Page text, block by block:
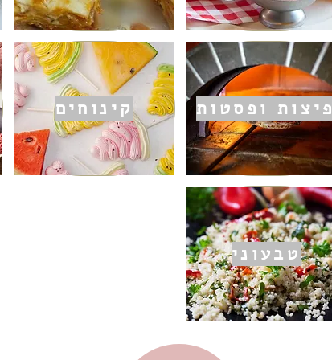
פיצות ופסטות
טבעוני
קינוחים